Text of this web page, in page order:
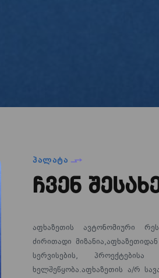
ᲞᲐᲚᲐᲢᲐ
ჩვენ
აფხაზეთის ავტონომიური
ძირითადი
სერვისების, პროექტებისა
ხელშეწყობა.აფხაზეთის ა/რ